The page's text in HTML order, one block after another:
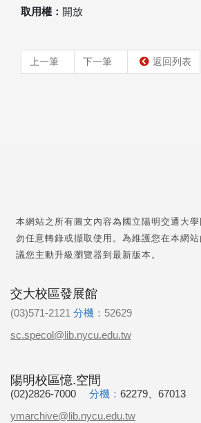
取用權： 開放
上一筆 下一筆 返回列表
本網站之所有圖文內容為國立陽明交通大
勿任意轉錄或擷取使用。為維護您在本網
議您主動升級瀏覽器到最新版本。
交大校區發展館
(03)571-2121 分機： 52629
sc.specol@lib.nycu.edu.tw
陽明校區憶.空間
(02)2826-7000 分機： 62279、67013
ymarchive@lib.nycu.edu.tw